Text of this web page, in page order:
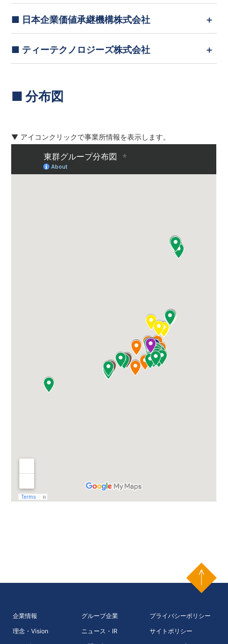
■ 日本企業価値承継機構株式会社
■ ティーテクノロジーズ株式会社
■ 分布図
▼ アイコンクリックで事業所情報を表示します。
企業情報
理念・Vision
グループ企業
ニュース・IR
プライバシーポリシー
サイトポリシー